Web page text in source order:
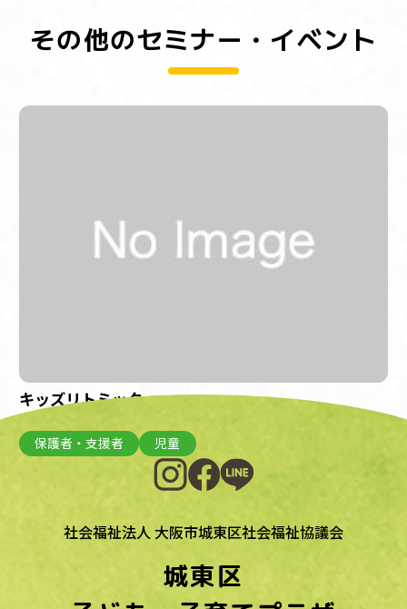
その他のセミナー・イベント
キッズリトミック
開催日：2023年3月8日(水)
保護者・支援者
児童
社会福祉法人 大阪市城東区社会福祉協議会
城東区